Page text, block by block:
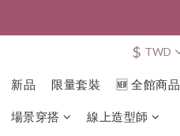
$ TWD
新品 限量套裝 🆕 全館商品
場景穿搭 線上造型師